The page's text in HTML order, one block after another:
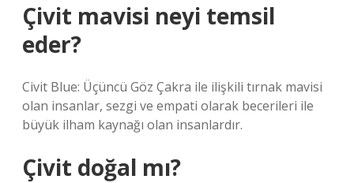
Çivit mavisi neyi temsil
eder?
Civit Blue: Üçüncü Göz Çakra ile ilişkili tırnak mavisi
olan insanlar, sezgi ve empati olarak becerileri ile
büyük ilham kaynağı olan insanlardır.
Çivit doğal mı?